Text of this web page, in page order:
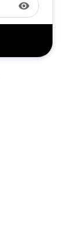
visibility